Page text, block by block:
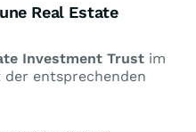
Real Estate
Investment Trust im
entsprechenden